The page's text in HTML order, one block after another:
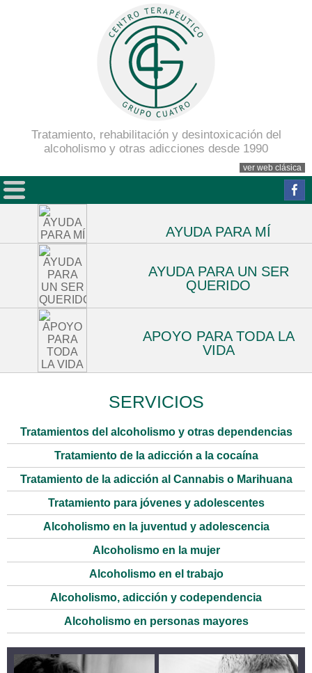
Tratamiento, rehabilitación y desintoxicación del
alcoholismo y otras adicciones desde 1990
ver web clásica
AYUDA PARA MÍ
AYUDA PARA UN SER
QUERIDO
APOYO PARA TODA LA
VIDA
SERVICIOS
Tratamientos del alcoholismo y otras dependencias
Tratamiento de la adicción a la cocaína
Tratamiento de la adicción al Cannabis o Marihuana
Tratamiento para jóvenes y adolescentes
Alcoholismo en la juventud y adolescencia
Alcoholismo en la mujer
Alcoholismo en el trabajo
Alcoholismo, adicción y codependencia
Alcoholismo en personas mayores